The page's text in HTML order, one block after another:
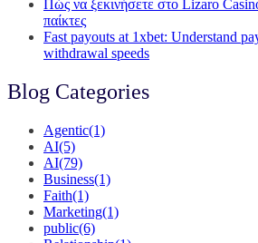
Πώς να ξεκινήσετε στο Lizaro
παίκτες
Fast payouts at 1xbet: Understand
withdrawal speeds
Blog Categories
Agentic(1)
AI(5)
AI(79)
Business(1)
Faith(1)
Marketing(1)
public(6)